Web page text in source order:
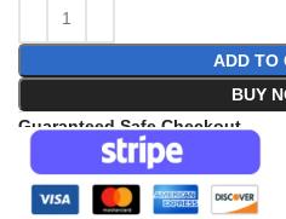
ADD TO
BUY
Guaranteed Safe Checkout